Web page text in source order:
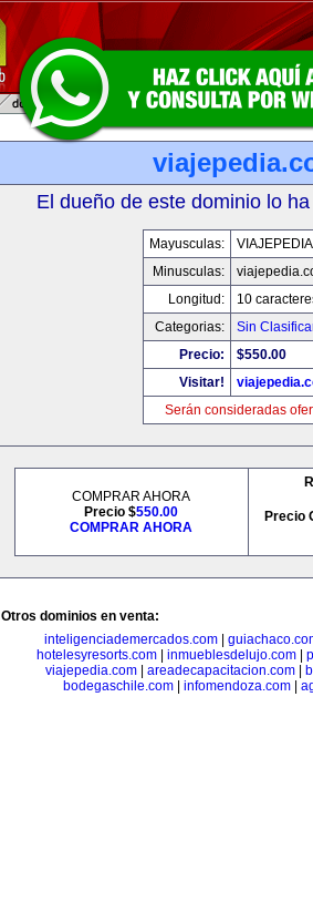
El dueño de este dominio lo
Mayusculas:
Minusculas:
Longitud:
10
Categorias:
Sin
Precio:
$550.00
Visitar!
Serán consideradas
COMPRAR AHORA
Precio $550.00
COMPRAR AHORA
Precio
Otros dominios en venta:
inteligenciademercados.com
hotelesyresorts.com
inmueblesdelujo.com
viajepedia.com| areadecapacitacion.com|
bodegaschile.com| infomendoza.com|